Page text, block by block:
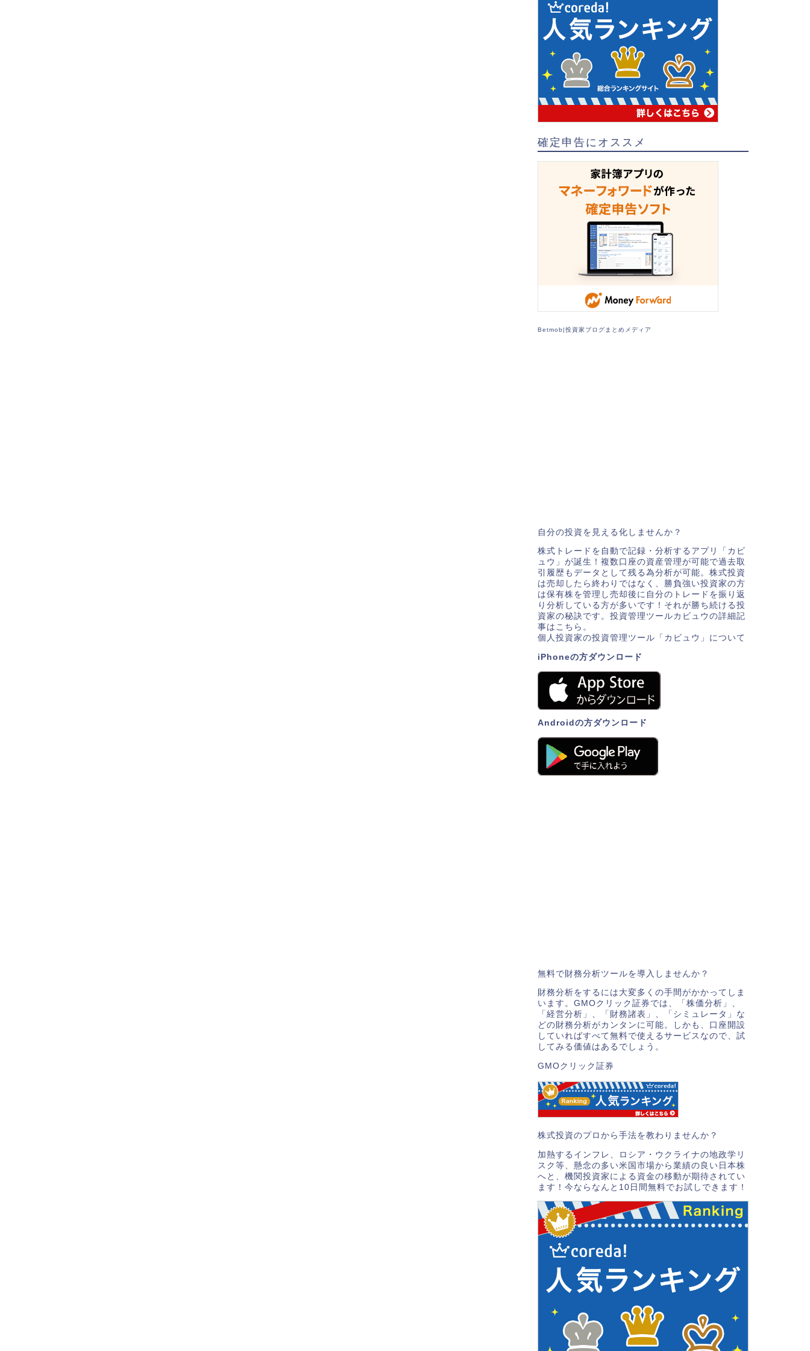
確定申告にオススメ
Betmob|投資家ブログまとめメディア
自分の投資を見える化しませんか？
株式トレードを自動で記録・分析するアプリ「カビ
ュウ」が誕生！複数口座の資産管理が可能で過去取
引履歴もデータとして残る為分析が可能。株式投資
は売却したら終わりではなく、勝負強い投資家の方
は保有株を管理し売却後に自分のトレードを振り返
り分析している方が多いです！それが勝ち続ける投
資家の秘訣です。投資管理ツールカビュウの詳細記
事はこちら。
個人投資家の投資管理ツール「カビュウ」について
iPhoneの方ダウンロード
Androidの方ダウンロード
無料で財務分析ツールを導入しませんか？
財務分析をするには大変多くの手間がかかってしま
います。GMOクリック証券では、「株価分析」、
「経営分析」、「財務諸表」、「シミュレータ」な
どの財務分析がカンタンに可能。しかも、口座開設
していればすべて無料で使えるサービスなので、試
してみる価値はあるでしょう。
GMOクリック証券
株式投資のプロから手法を教わりませんか？
加熱するインフレ、ロシア・ウクライナの地政学リ
スク等、懸念の多い米国市場から業績の良い日本株
へと、機関投資家による資金の移動が期待されてい
ます！今ならなんと10日間無料でお試しできます！